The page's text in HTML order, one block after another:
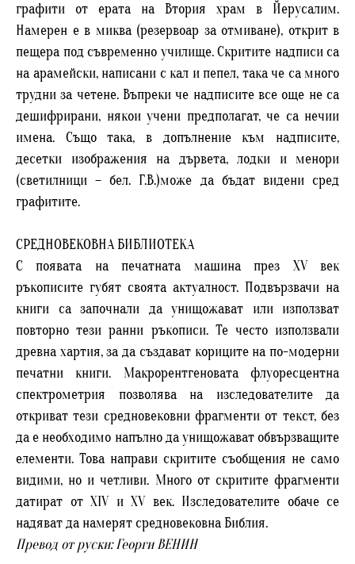
графити от ерата на Втория храм в Йерусалим.
Намерен е в миква (резервоар за отмиване), открит в
пещера под съвременно училище. Скритите надписи са
на арамейски, написани с кал и пепел, така че са много
трудни за четене. Въпреки че надписите все още не са
дешифрирани, някои учени предполагат, че са нечии
имена. Също така, в допълнение към надписите,
десетки изображения на дървета, лодки и менори
(светилници – бел. Г.В.)може да бъдат видени сред
графитите.
СРЕДНОВЕКОВНА БИБЛИОТЕКА
С появата на печатната машина през XV век
ръкописите губят своята актуалност. Подвързвачи на
книги са започнали да унищожават или използват
повторно тези ранни ръкописи. Те често използвали
древна хартия, за да създават кориците на по-модерни
печатни книги. Макрорентгеновата флуоресцентна
спектрометрия позволява на изследователите да
откриват тези средновековни фрагменти от текст, без
да е необходимо напълно да унищожават обвързващите
елементи. Това направи скритите съобщения не само
видими, но и четливи. Много от скритите фрагменти
датират от XIV и XV век. Изследователите обаче се
надяват да намерят средновековна Библия.
Превод от руски: Георги ВЕНИН